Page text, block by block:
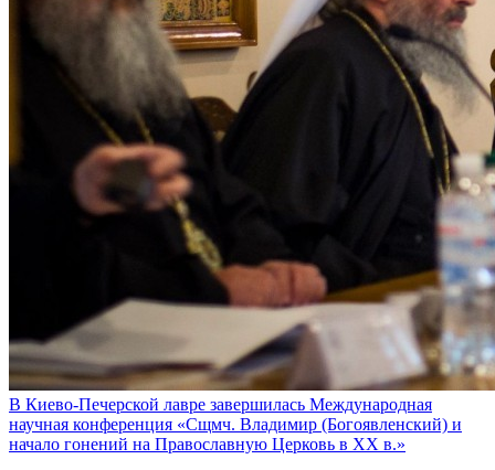
В Киево-Печерской лавре завершилась Международная
научная конференция «Сщмч. Владимир (Богоявленский) и
начало гонений на Православную Церковь в ХХ в.»